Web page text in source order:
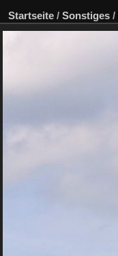
Startseite / Sonstiges /